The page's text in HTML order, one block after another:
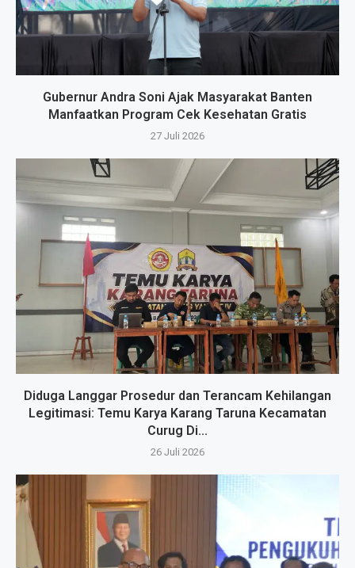
Gubernur Andra Soni Ajak Masyarakat Banten
Manfaatkan Program Cek Kesehatan Gratis
27 Juli 2026
Diduga Langgar Prosedur dan Terancam Kehilangan
Legitimasi: Temu Karya Karang Taruna Kecamatan
Curug Di...
26 Juli 2026